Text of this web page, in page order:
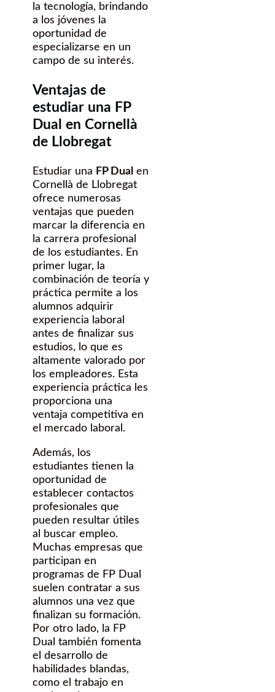
la tecnología, brindando
a los jóvenes la
oportunidad de
especializarse en un
campo de su interés.
Ventajas de
estudiar una FP
Dual en Cornellà
de Llobregat
Estudiar una FP Dual en
Cornellà de Llobregat
ofrece numerosas
ventajas que pueden
marcar la diferencia en
la carrera profesional
de los estudiantes. En
primer lugar, la
combinación de teoría y
práctica permite a los
alumnos adquirir
experiencia laboral
antes de finalizar sus
estudios, lo que es
altamente valorado por
los empleadores. Esta
experiencia práctica les
proporciona una
ventaja competitiva en
el mercado laboral.
Además, los
estudiantes tienen la
oportunidad de
establecer contactos
profesionales que
pueden resultar útiles
al buscar empleo.
Muchas empresas que
participan en
programas de FP Dual
suelen contratar a sus
alumnos una vez que
finalizan su formación.
Por otro lado, la FP
Dual también fomenta
el desarrollo de
habilidades blandas,
como el trabajo en